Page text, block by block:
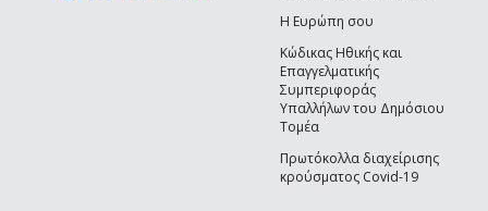
Η Ευρώπη σου
Κώδικας Ηθικής και
Επαγγελματικής
Συμπεριφοράς
Υπαλλήλων του Δημόσιου
Τομέα
Πρωτόκολλα διαχείρισης
κρούσματος Covid-19